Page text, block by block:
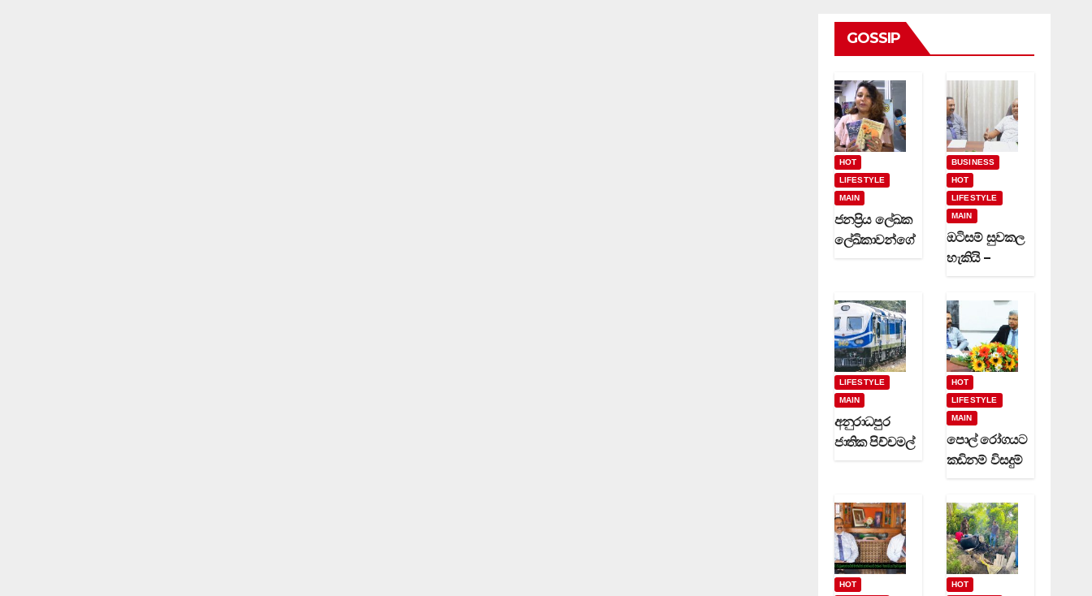
GOSSIP
HOT
LIFESTYLE
MAIN
ජනප්‍රිය ලේඛක
ලේඛිකාවන්ගේ
රචිත නවක
ග්‍රන්ථ දෙකක්
(video)
BUSINESS
HOT
LIFESTYLE
MAIN
ඔටිසම් සුවකල
හැකියි –
ප්‍රේමකුමාර
වෙදමහතා
(video)
LIFESTYLE
MAIN
අනුරාධපුර
ජාතික පිච්චමල්
ගමන් වාර
කිහිපයක්
ධාවනයට…
HOT
LIFESTYLE
MAIN
පොල් රෝගයට
කඩිනම් විසදුම්
රක්ෂණාවරණ
යක් (video)
HOT
HOT